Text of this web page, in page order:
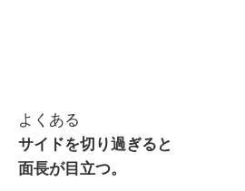
よくある
サイドを切り過ぎると
面長が目立つ。